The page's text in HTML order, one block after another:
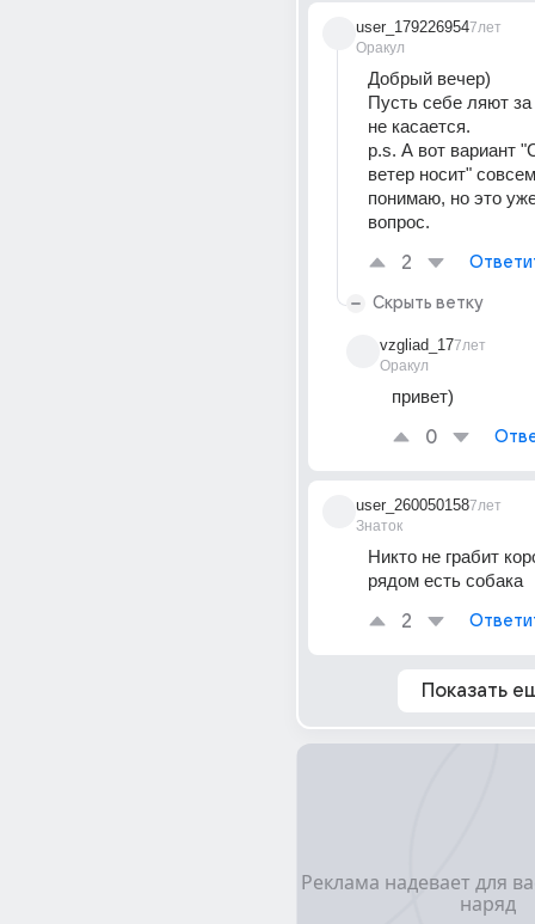
user_179226954
Оракул
7лет
Добрый вечер)
Пусть себе ляют
не касается.
p.s. А вот вариант
ветер носит"
понимаю, но это
вопрос.
2
Скрыть ветку
vzgliad_17
Оракул
7лет
привет)
0
user_260050158
Знаток
7лет
Никто не грабит
рядом есть собака
2
Показать